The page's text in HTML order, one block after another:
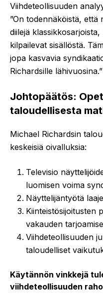
Viihdeteollisuuden
”On todennäköistä, että
diilejä
kilpailevat sisällöstä.
jopa kasvavia
Richardsille lähivuosina.”
Johtopäätös:
taloudellisesta
Michael Richardsin
keskeisiä oivalluksia:
Televisio
luomisen voima
Näyttelijäntyötä
Kiinteistösijoitusten
vakauden
Viihdeteollisuuden
taloudelliset
Käytännön vinkkejä
viihdeteollisuuden